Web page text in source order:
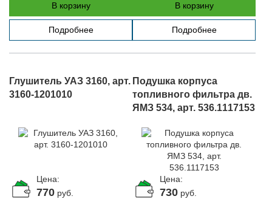
В корзину
Подробнее
В корзину
Подробнее
Глушитель УАЗ 3160, арт.
3160-1201010
Цена:
770 руб.
Подушка корпуса
топливного фильтра дв.
ЯМЗ 534, арт. 536.1117153
Цена:
730 руб.